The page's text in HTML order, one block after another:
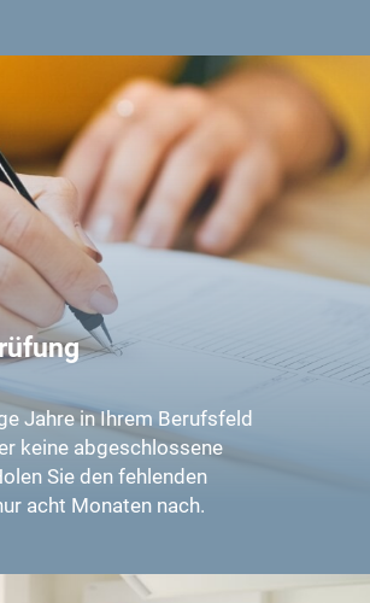
Jahre in Ihrem Berufsfeld
keine abgeschlossene
Sie den fehlenden
acht Monaten nach.